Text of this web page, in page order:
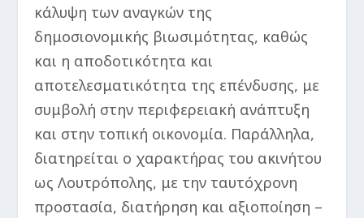
κάλυψη των αναγκών της
δημοσιονομικής βιωσιμότητας, καθώς
και η αποδοτικότητα και
αποτελεσματικότητα της επένδυσης, με
συμβολή στην περιφερειακή ανάπτυξη
και στην τοπική οικονομία. Παράλληλα,
διατηρείται ο χαρακτήρας του ακινήτου
ως Λουτρόπολης, με την ταυτόχρονη
προστασία, διατήρηση και αξιοποίηση –